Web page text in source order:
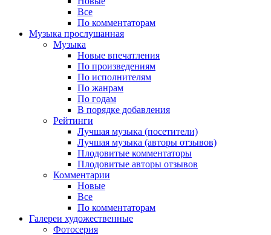
Все
По комментаторам
Музыка прослушанная
Музыка
Новые впечатления
По произведениям
По исполнителям
По жанрам
По годам
В порядке добавления
Рейтинги
Лучшая музыка (посетители)
Лучшая музыка (авторы отзывов)
Плодовитые комментаторы
Плодовитые авторы отзывов
Комментарии
Новые
Все
По комментаторам
Галереи художественные
Фотосерия